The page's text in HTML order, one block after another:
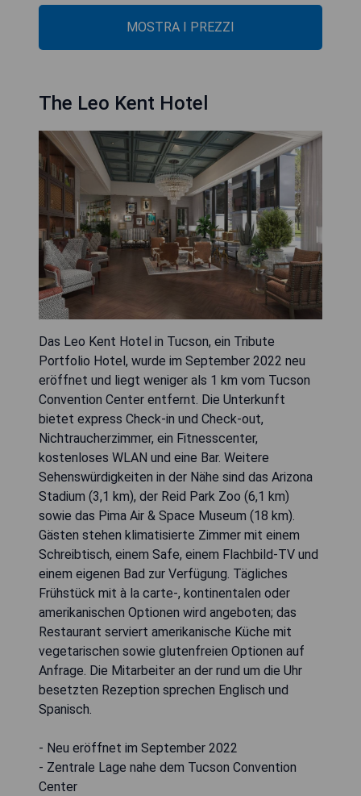
MOSTRA I PREZZI
The Leo Kent Hotel
Das Leo Kent Hotel in Tucson, ein Tribute
Portfolio Hotel, wurde im September 2022 neu
eröffnet und liegt weniger als 1 km vom Tucson
Convention Center entfernt. Die Unterkunft
bietet express Check-in und Check-out,
Nichtraucherzimmer, ein Fitnesscenter,
kostenloses WLAN und eine Bar. Weitere
Sehenswürdigkeiten in der Nähe sind das Arizona
Stadium (3,1 km), der Reid Park Zoo (6,1 km)
sowie das Pima Air & Space Museum (18 km).
Gästen stehen klimatisierte Zimmer mit einem
Schreibtisch, einem Safe, einem Flachbild-TV und
einem eigenen Bad zur Verfügung. Tägliches
Frühstück mit à la carte-, kontinentalen oder
amerikanischen Optionen wird angeboten; das
Restaurant serviert amerikanische Küche mit
vegetarischen sowie glutenfreien Optionen auf
Anfrage. Die Mitarbeiter an der rund um die Uhr
besetzten Rezeption sprechen Englisch und
Spanisch.
- Neu eröffnet im September 2022
- Zentrale Lage nahe dem Tucson Convention
Center